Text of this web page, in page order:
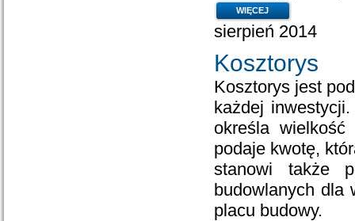
WIĘCEJ
sierpień 2014
Kosztorys
Kosztorys jest
każdej
określa
podaje kwotę,
stanowi także
budowlanych dla
placu budowy.